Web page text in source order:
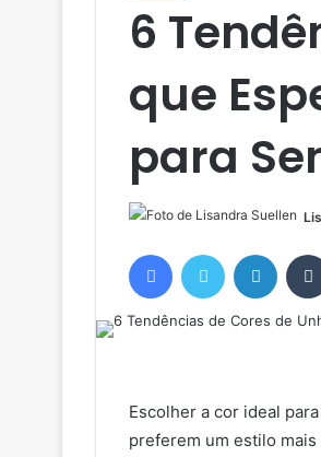
6
que
para
FacebookTwitter
Escolher a cor ideal
preferem um estilo